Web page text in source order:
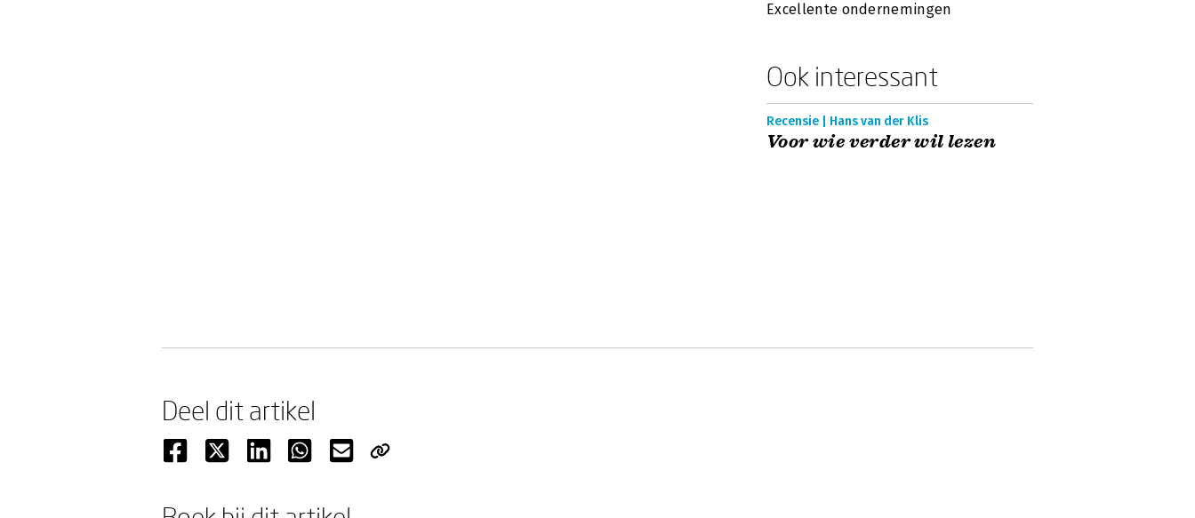
Excellente ondernemingen
Ook interessant
Recensie | Hans van der Klis
Voor wie verder wil lezen
Deel dit artikel